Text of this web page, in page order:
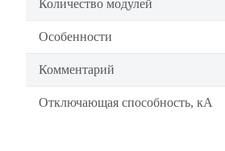
Количество модулей
Особенности
Комментарий
Отключающая способность, кА